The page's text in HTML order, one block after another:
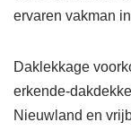
ervaren vakman
Daklekkage
erkende-
Nieuwland en